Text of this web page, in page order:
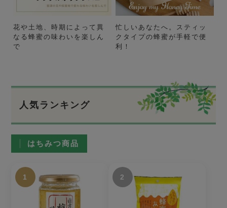
花や土地、時期によって異
なる蜂蜜の味わいを楽しん
で
忙しいあなたへ。スティッ
クタイプの蜂蜜が手軽で便
利！
人気ランキング
はちみつ商品
1 2